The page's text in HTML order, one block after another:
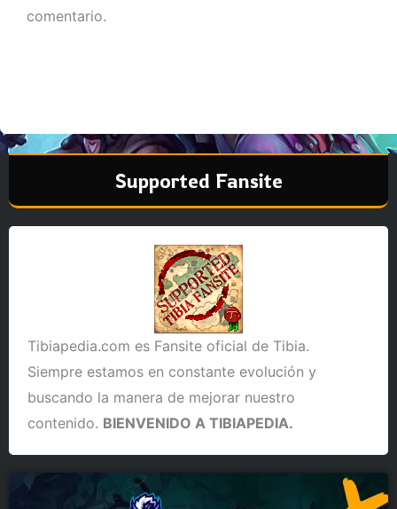
comentario.
Supported Fansite
Tibiapedia.com es Fansite oficial de Tibia.
Siempre estamos en constante evolución y
buscando la manera de mejorar nuestro
contenido. BIENVENIDO A TIBIAPEDIA.